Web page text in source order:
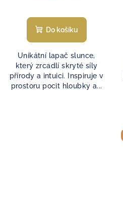
Do košíku
Unikátní lapač slunce,
který zrcadlí skryté síly
přírody a intuici. Inspiruje v
prostoru pocit hloubky a...